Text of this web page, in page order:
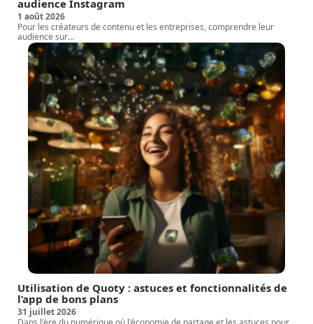
audience Instagram
1 août 2026
Pour les créateurs de contenu et les entreprises, comprendre leur
audience sur…
Utilisation de Quoty : astuces et fonctionnalités de
l’app de bons plans
31 juillet 2026